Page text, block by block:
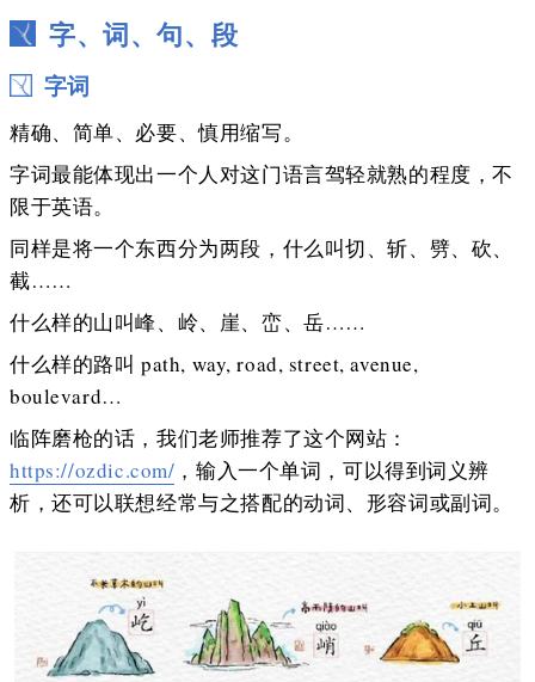
字、词、句、段
字词
精确、简单、必要、慎用缩写。
字词最能体现出一个人对这门语言驾轻就熟的程度，不
限于英语。
同样是将一个东西分为两段，什么叫切、斩、劈、砍、
截……
什么样的山叫峰、岭、崖、峦、岳……
什么样的路叫 path, way, road, street, avenue,
boulevard…
临阵磨枪的话，我们老师推荐了这个网站：
https://ozdic.com/ ，输入一个单词，可以得到词义辨
析，还可以联想经常与之搭配的动词、形容词或副词。